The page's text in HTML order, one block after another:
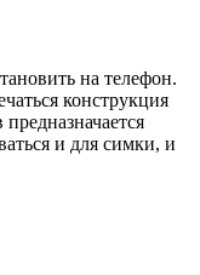
на телефон.
конструкция
и для симки, и